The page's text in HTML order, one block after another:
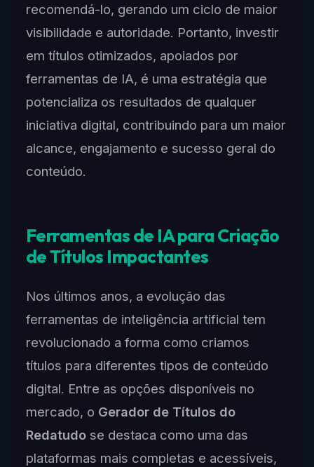
recomendá-lo, gerando um ciclo de maior
visibilidade e autoridade. Portanto, investir
em títulos otimizados, apoiados por
ferramentas de IA, é uma estratégia que
potencializa os resultados de qualquer
iniciativa digital, contribuindo para um maior
alcance, engajamento e sucesso geral do
conteúdo.
Ferramentas de IA para Criação
de Títulos Impactantes
Nos últimos anos, a evolução das
ferramentas de inteligência artificial tem
revolucionado a forma como criamos
títulos para diferentes tipos de conteúdo
digital. Entre as opções disponíveis no
mercado, o Gerador de Títulos do
Redatudose destaca como uma das
plataformas mais completas e acessíveis,